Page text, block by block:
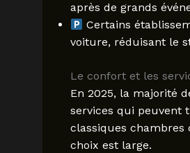
après de grands
Certains
voiture, réduisant le
Le confort et les
En 2025, la majorité
services qui peuvent
classiques chambres
choix est large.